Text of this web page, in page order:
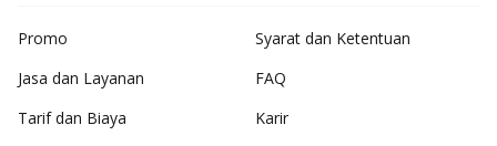
Promo
Jasa dan Layanan
Tarif dan Biaya
Syarat dan Ketentuan
FAQ
Karir